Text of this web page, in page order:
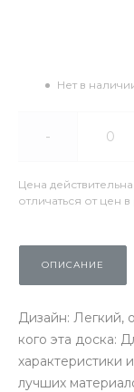
Нет в
-
Цена
отличаться от цен
ОПИСАНИЕ
Дизайн: Легкий,
кого эта доска:
характеристики
лучших